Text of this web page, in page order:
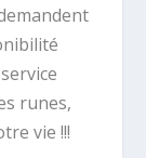
runes,
vie !!!